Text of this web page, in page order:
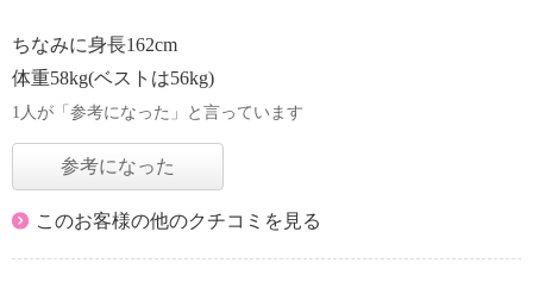
ちなみに身長162cm
体重58kg(ベストは56kg)
1人が「参考になった」と言っています
参考になった
このお客様の他のクチコミを見る